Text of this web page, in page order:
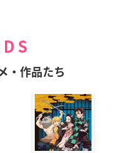
・作品たち